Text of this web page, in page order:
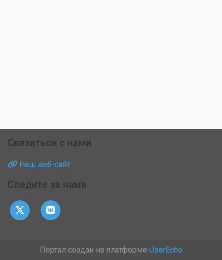
Связаться с нами
Наш веб-сайт
Следите за нами
Портал создан на платформе UserEcho